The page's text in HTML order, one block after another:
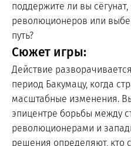
поддержите ли вы сёгунат,
революционеров или
путь?
Сюжет игры:
Действие
период Бакумацу, когда
масштабные изменения.
эпицентре борьбы между
революционерами и
решения определяют, кто